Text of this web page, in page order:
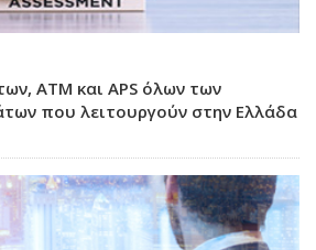
ATM και APS όλων των
που λειτουργούν στην Ελλάδα